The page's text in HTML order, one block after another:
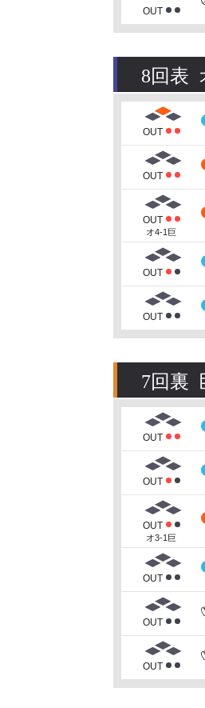
OUT
8回表
OUT
OUT
OUT
オ4-1巨
OUT
OUT
7回裏
OUT
OUT
OUT
オ3-1巨
OUT
OUT
OUT